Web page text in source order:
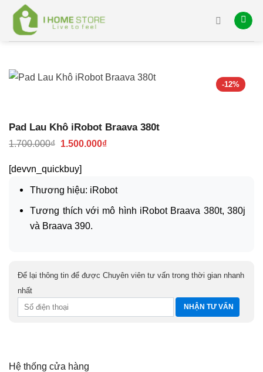
content
-12%
Pad Lau Khô iRobot Braava 380t
1.700.000₫ Giá
1.700.000₫.
1.500.000₫Giá
[devvn_quickbuy]
Thương hiệu: iRobot
Tương thích với mô hình iRobot Braava 380t, 380j
và Braava 390.
Để lại thông tin để được Chuyên viên tư vấn trong thời gian nhanh
nhất
Hệ thống cửa hàng